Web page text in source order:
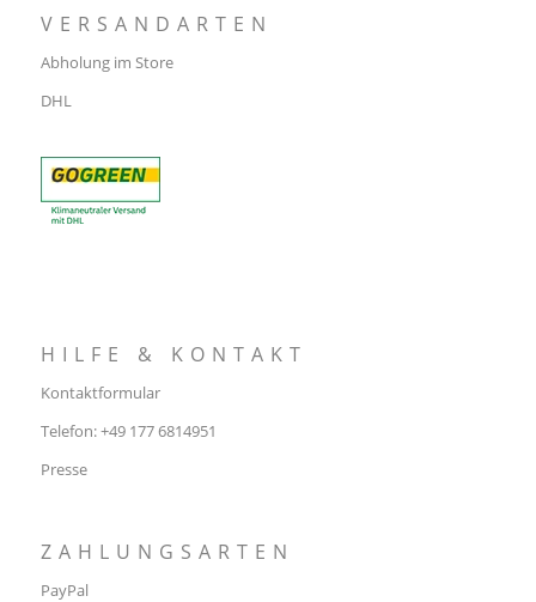
VERSANDARTEN
Abholung im Store
DHL
HILFE & KONTAKT
Kontaktformular
Telefon: +49 177 6814951
Presse
ZAHLUNGSARTEN
PayPal